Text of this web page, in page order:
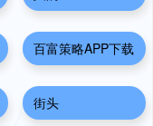
百富策略APP下载
街头